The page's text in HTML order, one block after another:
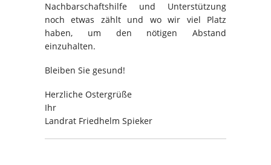
Nachbarschaftshilfe und Unterstützung
noch etwas zählt und wo wir viel Platz
haben, um den nötigen Abstand
einzuhalten.
Bleiben Sie gesund!
Herzliche Ostergrüße
Ihr
Landrat Friedhelm Spieker